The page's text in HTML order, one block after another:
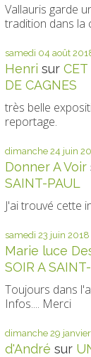
Vallauris garde
tradition dans la
samedi 04 août
Henri sur
DE CAGNES
très belle
reportage.
dimanche 24 juin
Donner A Voir
SAINT-PAUL
J'ai trouvé cette
samedi 23 juin 2018
Marie luce
SOIR A
Toujours dans
Infos.... Merci
dimanche 29
d'André sur